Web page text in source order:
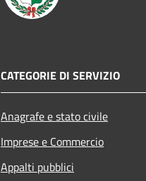
CATEGORIE DI SERVIZIO
Anagrafe e stato civile
Imprese e Commercio
Appalti pubblici